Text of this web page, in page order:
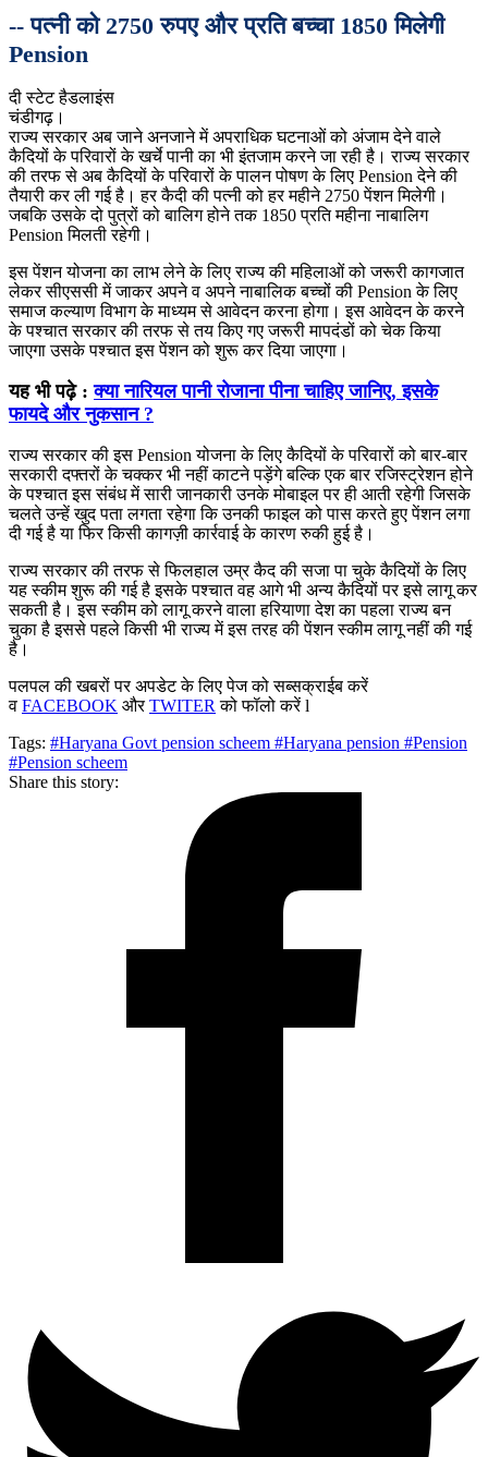
-- पत्नी को 2750 रुपए और प्रति बच्चा 1850 मिलेगी
Pension
दी स्टेट हैडलाइंस
चंडीगढ़।
राज्य सरकार अब जाने अनजाने में अपराधिक घटनाओं को अंजाम देने वाले
कैदियों के परिवारों के खर्चे पानी का भी इंतजाम करने जा रही है। राज्य सरकार
की तरफ से अब कैदियों के परिवारों के पालन पोषण के लिए Pension देने की
तैयारी कर ली गई है। हर कैदी की पत्नी को हर महीने 2750 पेंशन मिलेगी।
जबकि उसके दो पुत्रों को बालिग होने तक 1850 प्रति महीना नाबालिग
Pension मिलती रहेगी।
इस पेंशन योजना का लाभ लेने के लिए राज्य की महिलाओं को जरूरी कागजात
लेकर सीएससी में जाकर अपने व अपने नाबालिक बच्चों की Pension के लिए
समाज कल्याण विभाग के माध्यम से आवेदन करना होगा। इस आवेदन के करने
के पश्चात सरकार की तरफ से तय किए गए जरूरी मापदंडों को चेक किया
जाएगा उसके पश्चात इस पेंशन को शुरू कर दिया जाएगा।
यह भी पढ़े :क्या नारियल पानी रोजाना पीना चाहिए जानिए, इसके
फायदे और नुकसान ?
राज्य सरकार की इस Pension योजना के लिए कैदियों के परिवारों को बार-बार
सरकारी दफ्तरों के चक्कर भी नहीं काटने पड़ेंगे बल्कि एक बार रजिस्ट्रेशन होने
के पश्चात इस संबंध में सारी जानकारी उनके मोबाइल पर ही आती रहेगी जिसके
चलते उन्हें खुद पता लगता रहेगा कि उनकी फाइल को पास करते हुए पेंशन लगा
दी गई है या फिर किसी कागज़ी कार्रवाई के कारण रुकी हुई है।
राज्य सरकार की तरफ से फिलहाल उम्र कैद की सजा पा चुके कैदियों के लिए
यह स्कीम शुरू की गई है इसके पश्चात वह आगे भी अन्य कैदियों पर इसे लागू कर
सकती है। इस स्कीम को लागू करने वाला हरियाणा देश का पहला राज्य बन
चुका है इससे पहले किसी भी राज्य में इस तरह की पेंशन स्कीम लागू नहीं की गई
है।
पलपल की खबरों पर अपडेट के लिए पेज को सब्सक्राईब करें
व FACEBOOK औरTWITER को फॉलो करें l
Tags: #Haryana Govt pension scheem #Haryana pension #Pension
#Pension scheem
Share this story: